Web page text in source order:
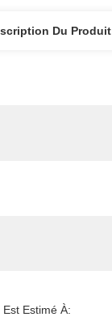
Du Produit
Estimé À: